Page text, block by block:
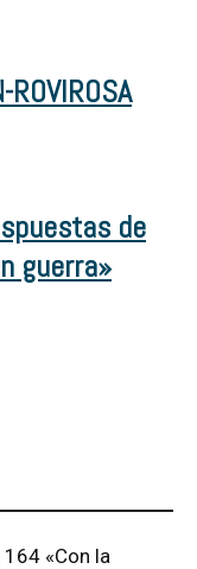
ROVIROSA
de
guerra»
«Con la